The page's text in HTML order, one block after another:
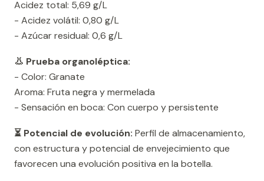
Acidez total: 5,69 g/L
- Acidez volátil: 0,80 g/L
- Azúcar residual: 0,6 g/L
👃 Prueba organoléptica:
- Color: Granate
Aroma: Fruta negra y mermelada
- Sensación en boca: Con cuerpo y persistente
⏳ Potencial de evolución: Perfil de almacenamiento,
con estructura y potencial de envejecimiento que
favorecen una evolución positiva en la botella.